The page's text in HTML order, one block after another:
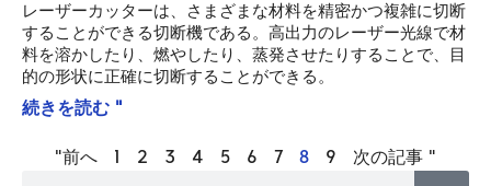
レーザーカッターは、さまざまな材料を精密かつ複雑に切断
することができる切断機である。高出力のレーザー光線で材
料を溶かしたり、燃やしたり、蒸発させたりすることで、目
的の形状に正確に切断することができる。
続きを読む "
"前へ 1 2 3 4 5 6 7 8 9 次の記事 "